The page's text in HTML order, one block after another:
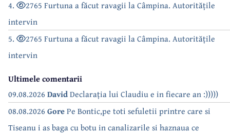
4.
2765 Furtuna a făcut ravagii la Câmpina. Autoritățile
intervin
5.
2765 Furtuna a făcut ravagii la Câmpina. Autoritățile
intervin
Ultimele comentarii
09.08.2026 DavidDeclarația lui Claudiu e in fiecare an :)))))
08.08.2026 GorePe Bontic,pe toti sefuletii printre care si
Tiseanu i as baga cu botu in canalizarile si haznaua ce